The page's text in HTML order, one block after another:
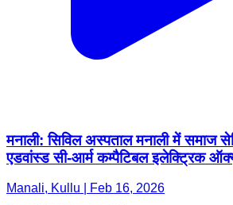
मनाली: सिविल अस्पताल मनाली में समाज
एडवांस्ड सी-आर्म कम्पैटिबल इलेक्ट्रिक
Manali, Kullu | Feb 16, 2026